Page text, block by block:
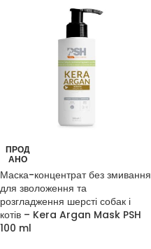
ПРОД
АНО
Маска-концентрат без змивання
для зволоження та
розгладження шерсті собак і
котів – Kera Argan Mask PSH
100 ml